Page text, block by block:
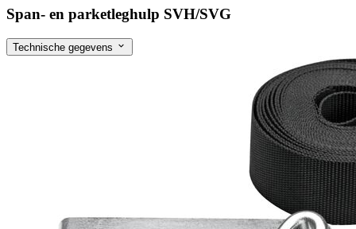
Span- en parketleghulp SVH/SVG
Technische gegevens